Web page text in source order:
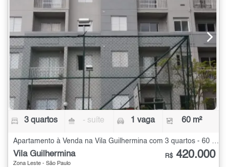
3 quartos - suíte 1 vaga 60 m²
Vila Guilhermina
Zona Leste - São Paulo
R$ 420.000